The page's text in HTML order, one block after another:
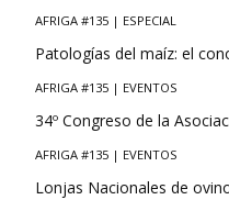
AFRIGA #135 | ESPECIAL
Patologías del maíz: el
AFRIGA #135 | EVENTOS
34º Congreso de la
AFRIGA #135 | EVENTOS
Lonjas Nacionales de